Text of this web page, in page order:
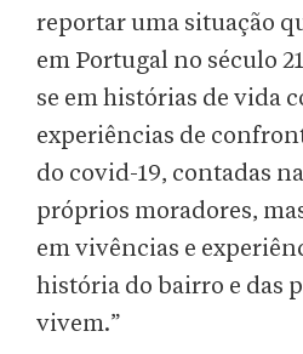
reportar uma situação
em Portugal no século
se em histórias de vida
experiências de
do covid-19, contadas
próprios moradores,
em vivências e
história do bairro e das
vivem.”